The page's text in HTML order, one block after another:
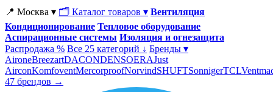
📍 Москва ▾ 🗂 Каталог товаров ▾ Вентиляция
Кондиционирование Тепловое оборудование
Аспирационные системы Изоляция и огнезащита
Распродажа % Все 25 категорий ↓ Бренды ▾
AironeBreezartDACONDENSOERAJust
AirconKomfoventMercorproofNorvindSHUFTSonnigerTCL
47 брендов →